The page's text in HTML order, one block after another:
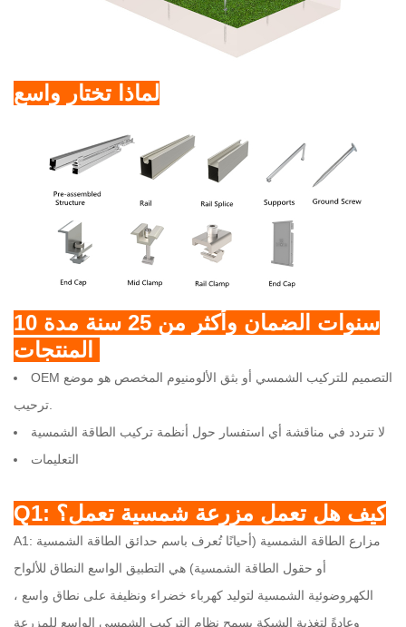
لماذا تختار واسع
10 سنوات الضمان وأكثر من 25 سنة مدة
OEM التصميم للتركيب الشمسي أو بثق الألومنيوم المخصص هو موضع
لا تتردد في مناقشة أي استفسار حول أنظمة تركيب الطاقة الشمسية
التعليمات
Q1: كيف هل تعمل مزرعة شمسية تعمل؟
A1: مزارع الطاقة الشمسية (أحيانًا تُعرف باسم حدائق الطاقة الشمسية
أو حقول الطاقة الشمسية) هي التطبيق الواسع النطاق للألواح
الكهروضوئية الشمسية لتوليد كهرباء خضراء ونظيفة على نطاق واسع ،
وعادةً لتغذية الشبكة يسمح نظام التركيب الشمسي الواسع للمزرعة